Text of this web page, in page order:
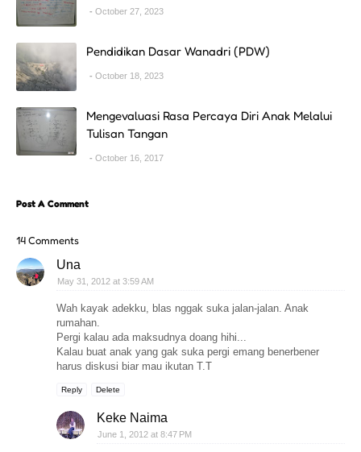
October 27, 2023
Pendidikan Dasar Wanadri (PDW)
October 18, 2023
Mengevaluasi Rasa Percaya Diri Anak Melalui
Tulisan Tangan
October 16, 2017
Post A Comment
14 Comments
Una
May 31, 2012 at 3:59 AM
Wah kayak adekku, blas nggak suka jalan-jalan. Anak
rumahan.
Pergi kalau ada maksudnya doang hihi...
Kalau buat anak yang gak suka pergi emang benerbener
harus diskusi biar mau ikutan T.T
Reply Delete
Keke Naima
June 1, 2012 at 8:47 PM